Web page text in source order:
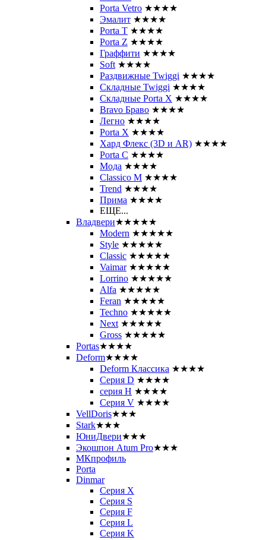
Porta Vetro ★★★★
Эмалит ★★★★
Porta T ★★★★
Porta Z ★★★★
Граффити ★★★★
Soft ★★★★
Раздвижные Twiggi ★★★★
Складные Twiggi ★★★★
Складные Porta X ★★★★
Bravo Браво ★★★★
Легно ★★★★
Porta X ★★★★
Хард Флекс (3D и AR) ★★★★
Porta C ★★★★
Мода ★★★★
Classico M ★★★★
Trend ★★★★
Прима ★★★★
ЕЩЕ...
Владвери★★★★★
Modern ★★★★★
Style ★★★★★
Classic ★★★★★
Vaimar ★★★★★
Lorrino ★★★★★
Alfa ★★★★★
Feran ★★★★★
Techno ★★★★★
Next ★★★★★
Gross ★★★★★
Portas★★★★
Deform★★★★
Deform Классика ★★★★
Серия D ★★★★
серия H ★★★★
Серия V ★★★★
VellDoris★★★
Stark★★★
ЮниДвери★★★
Экошпон Atum Pro★★★
МКпрофиль
Porta
Dinmar
Серия X
Серия S
Серия F
Серия L
Серия K